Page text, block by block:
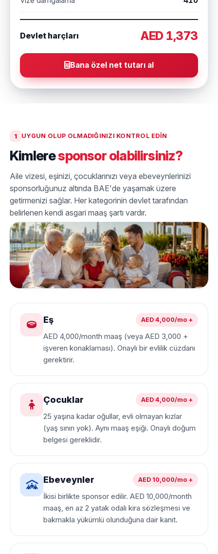
Devlet harçları AED 1,373
Bana özel net tutarı al
1 UYGUN OLUP OLMADIĞINIZI KONTROL EDIN
Kimleresponsor olabilirsiniz?
Aile vizesi, eşinizi, çocuklarınızı veya ebeveynlerinizi
sponsorluğunuz altında BAE'de yaşamak üzere
getirmenizi sağlar. Her kategorinin devlet tarafından
belirlenen kendi asgari maaş şartı vardır.
Eş AED 4,000/mo +
AED 4,000/month maaş (veya AED 3,000 +
işveren konaklaması). Onaylı bir evlilik cüzdanı
gerektirir.
Çocuklar AED 4,000/mo +
25 yaşına kadar oğullar, evli olmayan kızlar
(yaş sınırı yok). Aynı maaş eşiği. Onaylı doğum
belgesi gereklidir.
Ebeveynler AED 10,000/mo +
İkisi birlikte sponsor edilir. AED 10,000/month
maaş, en az 2 yatak odalı kira sözleşmesi ve
bakmakla yükümlü olunduğuna dair kanıt.